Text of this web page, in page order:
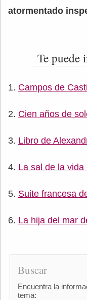
atormentado
Te puede
Campos de
Cien años de
Libro de
La sal de la
Suite francesa
La hija del mar
Buscar
Encuentra la
tema: